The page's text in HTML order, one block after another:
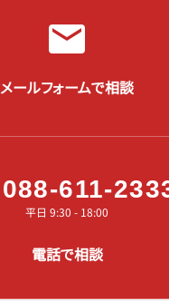
メールフォームで相談
088-611-
平日 9:30 - 18:00
電話で相談